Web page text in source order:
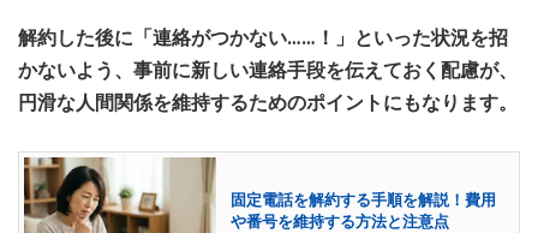
解約した後に「連絡がつかない……！」といった状況を招
かないよう、事前に新しい連絡手段を伝えておく配慮が、
円滑な人間関係を維持するためのポイントにもなります。
固定電話を解約する手順を解説！費用
や番号を維持する方法と注意点